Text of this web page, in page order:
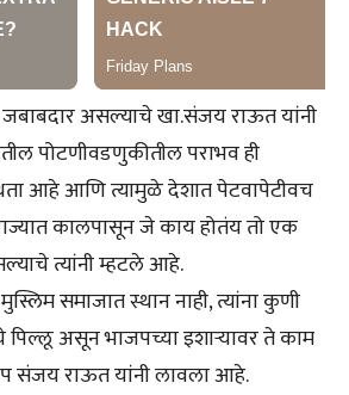
जबाबदार असल्याचे खा.संजय राऊत यांनी
पोटणीवडणुकीतील पराभव ही
आहे आणि त्यामुळे देशात पेटवापेटीवच
कालपासून जे काय होतंय तो एक
त्यांनी म्हटले आहे.
समाजात स्थान नाही, त्यांना कुणी
पिल्लू असून भाजपच्या इशाऱ्यावर ते काम
संजय राऊत यांनी लावला आहे.